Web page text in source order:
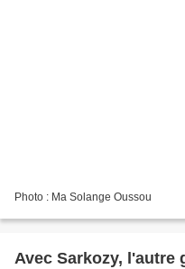
Photo : Ma Solange Oussou
Avec Sarkozy, l'autre